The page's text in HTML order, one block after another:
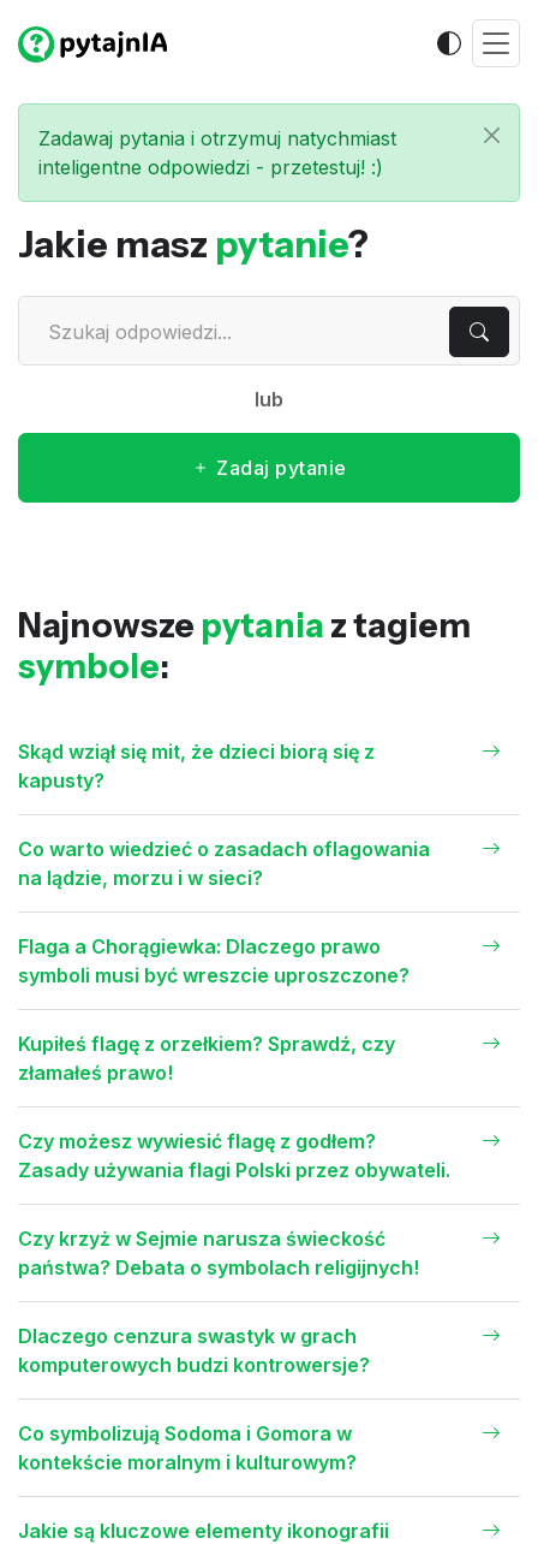
Zadawaj pytania i otrzymuj natychmiast
inteligentne odpowiedzi - przetestuj! :)
Jakie masz pytanie?
lub
Zadaj pytanie
Najnowsze pytania z tagiem
symbole:
Skąd wziął się mit, że dzieci biorą się z
kapusty?
Co warto wiedzieć o zasadach oflagowania
na lądzie, morzu i w sieci?
Flaga a Chorągiewka: Dlaczego prawo
symboli musi być wreszcie uproszczone?
Kupiłeś flagę z orzełkiem? Sprawdź, czy
złamałeś prawo!
Czy możesz wywiesić flagę z godłem?
Zasady używania flagi Polski przez obywateli.
Czy krzyż w Sejmie narusza świeckość
państwa? Debata o symbolach religijnych!
Dlaczego cenzura swastyk w grach
komputerowych budzi kontrowersje?
Co symbolizują Sodoma i Gomora w
kontekście moralnym i kulturowym?
Jakie są kluczowe elementy ikonografii